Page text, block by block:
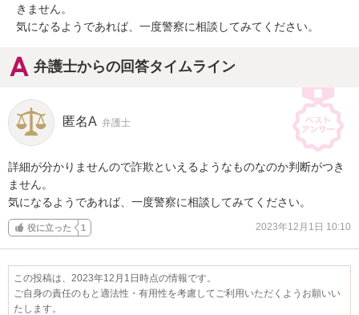
きません。
気になるようであれば、一度警察に相談してみてください。
弁護士からの回答タイムライン
匿名A 弁護士
詳細が分かりませんので詐欺といえるようなものなのか判断がつき
ません。
気になるようであれば、一度警察に相談してみてください。
役に立った 1 2023年12月1日 10:10
この投稿は、2023年12月1日時点の情報です。
ご自身の責任のもと適法性・有用性を考慮してご利用いただくようお願いい
たします。